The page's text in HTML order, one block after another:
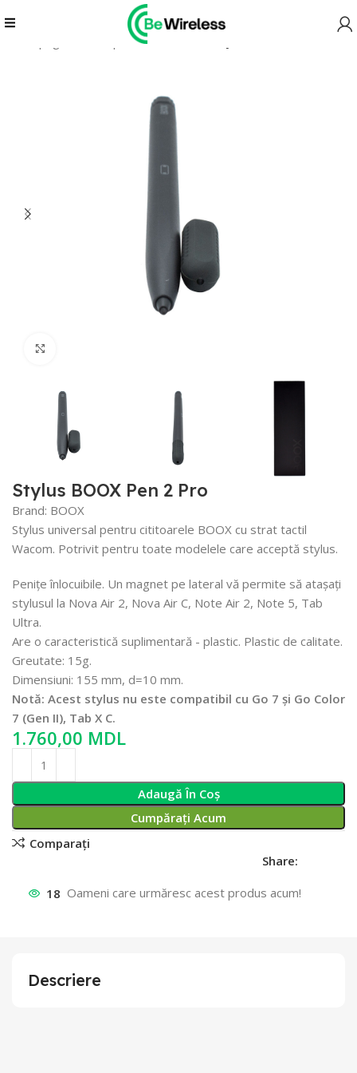
ePaper
Stylus BOOX Pen 2 Pro
Brand: BOOX
Stylus universal pentru cititoarele BOOX cu strat tactil
Wacom. Potrivit pentru toate modelele care acceptă stylus.
Penițe înlocuibile. Un magnet pe lateral vă permite să atașați
stylusul la Nova Air 2, Nova Air C, Note Air 2, Note 5, Tab
Ultra.
Are o caracteristică suplimentară - plastic. Plastic de calitate.
Greutate: 15g.
Dimensiuni: 155 mm, d=10 mm.
Notă: Acest stylus nu este compatibil cu Go 7 și Go Color
7 (Gen II), Tab X C.
MDL
Adaugă În Coș
Cumpărați Acum
Comparați
Share:
18 Oameni care urmăresc acest produs acum!
Descriere